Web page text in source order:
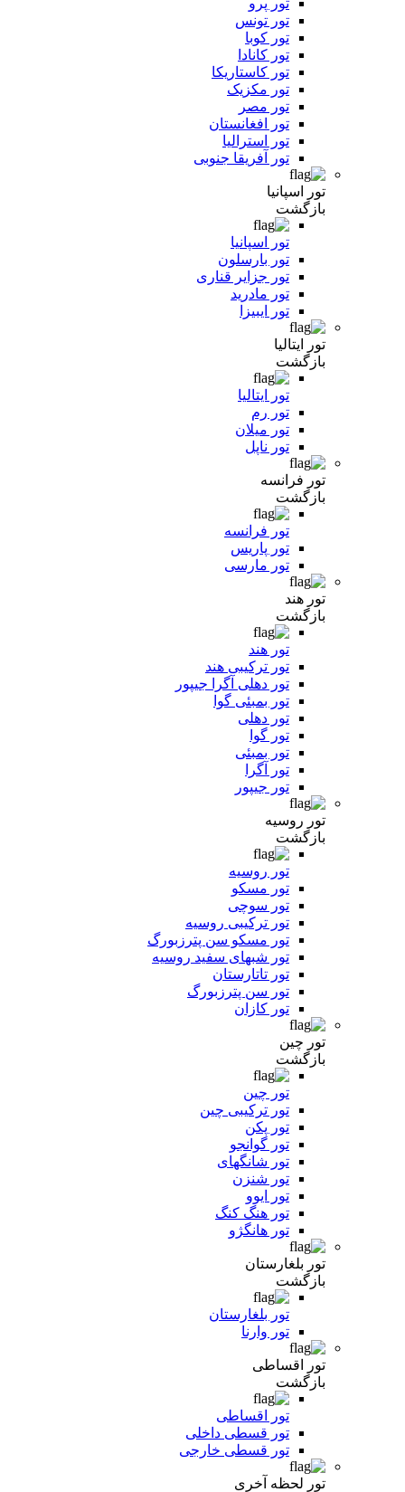
تور پرو
تور تونس
تور کوبا
تور کانادا
تور کاستاریکا
تور مکزیک
تور مصر
تور افغانستان
تور استرالیا
تور آفریقا جنوبی
تور اسپانیا
بازگشت
تور اسپانیا
تور بارسلون
تور جزایر قناری
تور مادرید
تور ایبیزا
تور ایتالیا
بازگشت
تور ایتالیا
تور رم
تور میلان
تور ناپل
تور فرانسه
بازگشت
تور فرانسه
تور پاریس
تور مارسی
تور هند
بازگشت
تور هند
تور ترکیبی هند
تور دهلی آگرا جیپور
تور بمبئی گوا
تور دهلی
تور گوا
تور بمبئی
تور آگرا
تور جیپور
تور روسیه
بازگشت
تور روسیه
تور مسکو
تور سوچی
تور ترکیبی روسیه
تور مسکو سن پترزبورگ
تور شبهای سفید روسیه
تور تاتارستان
تور سن پترزبورگ
تور کازان
تور چین
بازگشت
تور چین
تور ترکیبی چین
تور پکن
تور گوانجو
تور شانگهای
تور شنزن
تور ایوو
تور هنگ کنگ
تور هانگژو
تور بلغارستان
بازگشت
تور بلغارستان
تور وارنا
تور اقساطی
بازگشت
تور اقساطی
تور قسطی داخلی
تور قسطی خارجی
تور لحظه آخری